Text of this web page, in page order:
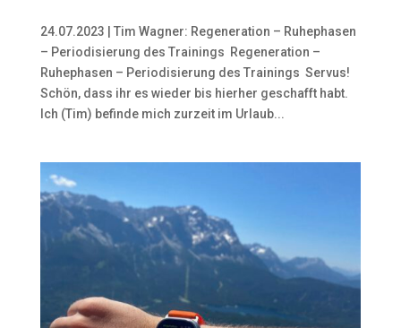
24.07.2023 | Tim Wagner: Regeneration – Ruhephasen
– Periodisierung des Trainings Regeneration –
Ruhephasen – Periodisierung des Trainings Servus!
Schön, dass ihr es wieder bis hierher geschafft habt.
Ich (Tim) befinde mich zurzeit im Urlaub...